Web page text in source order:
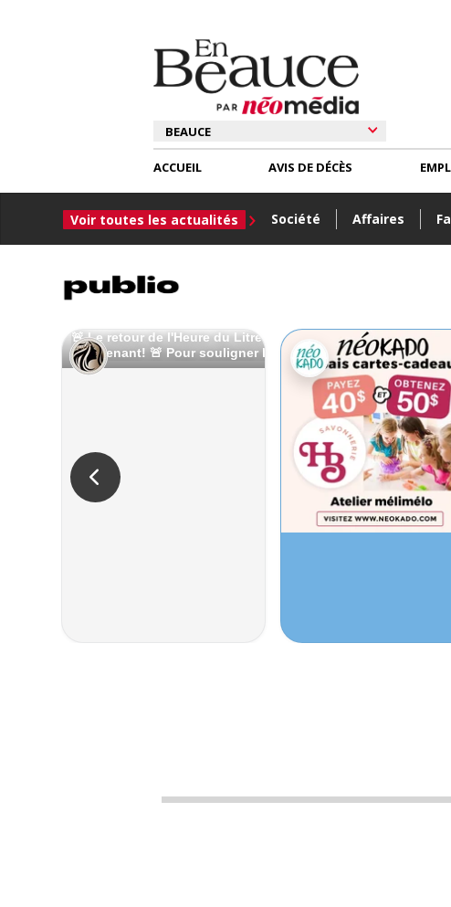
ACCUEIL
Voir toutes les actualités Société Affaires
AVIS DE DÉCÈS